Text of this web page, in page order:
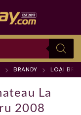
BRANDY LOẠI
La
2008